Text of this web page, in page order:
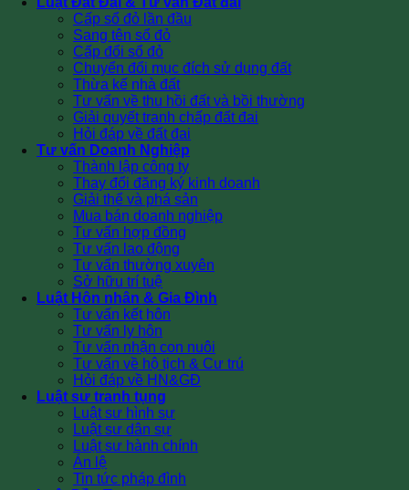
Cấp sổ đỏ lần đầu
Sang tên sổ đỏ
Cấp đổi sổ đỏ
Chuyển đổi mục đích sử dụng đất
Thừa kế nhà đất
Tư vấn về thu hồi đất và bồi thường
Giải quyết tranh chấp đất đai
Hỏi đáp về đất đai
Tư vấn Doanh Nghiệp
Thành lập công ty
Thay đổi đăng ký kinh doanh
Giải thể và phá sản
Mua bán doanh nghiệp
Tư vấn hợp đồng
Tư vấn lao động
Tư vấn thường xuyên
Sở hữu trí tuệ
Luật Hôn nhân & Gia Đình
Tư vấn kết hôn
Tư vấn ly hôn
Tư vấn nhận con nuôi
Tư vấn về hộ tịch & Cư trú
Hỏi đáp về HN&GĐ
Luật sư tranh tụng
Luật sư hình sự
Luật sư dân sự
Luật sư hành chính
Án lệ
Tin tức pháp đình